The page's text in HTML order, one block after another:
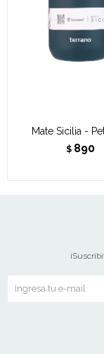
Mate Sicilia -
$ 890